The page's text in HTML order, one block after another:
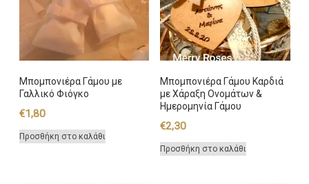
Μπομπονιέρα Γάμου με
Γαλλικό Φιόγκο
€1,80
Προσθήκη στο καλάθι
Μπομπονιέρα Γάμου Καρδιά
με Χάραξη Ονομάτων &
Ημερομηνία Γάμου
€2,30
Προσθήκη στο καλάθι